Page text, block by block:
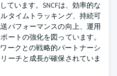
ています。SNCFは、効率的な
タイムトラッキング、持続可
パフォーマンスの向上、運用
ートの強化を図っています。
ークとの戦略的パートナーシ
ーチと成長が確保されていま